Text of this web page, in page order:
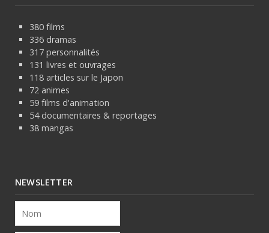
380 films
336 dramas
317 personnalités
131 livres et ouvrages
118 articles sur le Japon
72 animes
59 films d'animation
54 documentaires & reportages
38 mangas
NEWSLETTER